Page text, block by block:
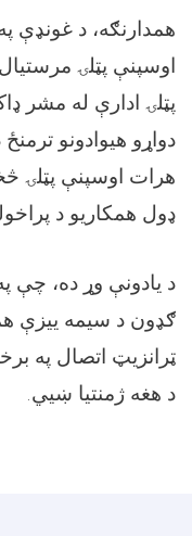
همدارنګه، د غونډې
اوسپنې پټلۍ
پټلۍ ادارې له مشر
دواړو هیوادونو
هرات اوسپنې پټلۍ څخه
ډول همکاریو د
د یادونې وړ ده، چې
ګډون د سیمه ییزې
ټرانزیټ اتصال په
د هغه ژمنتیا ښیي.